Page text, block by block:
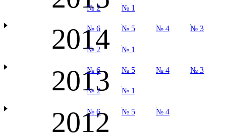
№ 2 № 1
2014
№ 6 № 5 № 4 № 3
№ 2 № 1
2013
№ 6 № 5 № 4 № 3
№ 2 № 1
2012
№ 6 № 5 № 4